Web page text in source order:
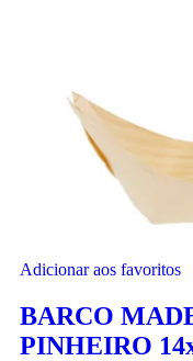
Adicionar aos favoritos
BARCO
PINHEIRO